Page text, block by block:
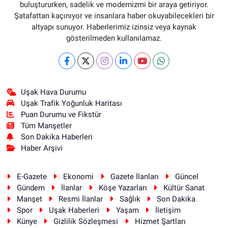
buluştururken, sadelik ve modernizmi bir araya getiriyor.
Şatafattan kaçınıyor ve insanlara haber okuyabilecekleri bir
altyapı sunuyor. Haberlerimiz izinsiz veya kaynak
gösterilmeden kullanılamaz.
Uşak Hava Durumu
Uşak Trafik Yoğunluk Haritası
Puan Durumu ve Fikstür
Tüm Manşetler
Son Dakika Haberleri
Haber Arşivi
E-Gazete Ekonomi Gazete İlanları
Güncel
Gündem
İlanlar Köşe Yazarları
Kültür Sanat
Manşet
Resmi İlanlar Sağlık
Son Dakika
Spor
Uşak Haberleri Yaşam
İletişim
Künye
Gizlilik Sözleşmesi Hizmet Şartları